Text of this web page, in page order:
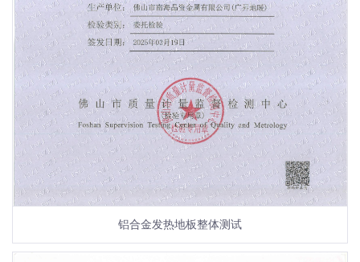
铝合金发热地板整体测试